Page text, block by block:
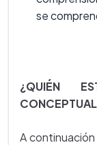
se
¿QUIÉN
A